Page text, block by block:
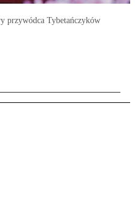
przywódca Tybetańczyków